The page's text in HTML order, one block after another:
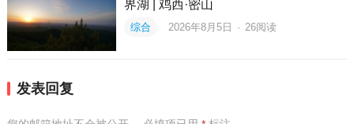
界湖 | 鸡西·密山
综合 2026年8月5日 · 26阅读
发表回复